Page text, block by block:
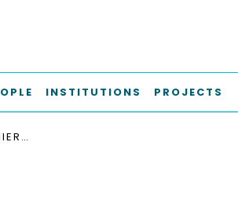
INSTITUTIONS PROJECTS
SCHNITTWERTOPTIMIERUNG BEI TEILAUSGELASTETEN FERTIGUNGSSYSTEMEN